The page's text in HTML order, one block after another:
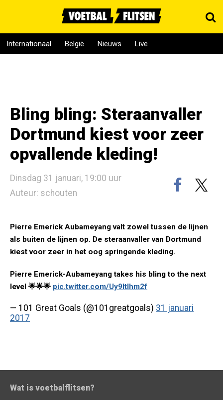
Internationaal België Nieuws Live
Bling bling: Steraanvaller
Dortmund kiest voor zeer
opvallende kleding!
Dinsdag 31 januari, 19:00 uur
Auteur: schouten
Pierre Emerick Aubameyang valt zowel tussen de lijnen
als buiten de lijnen op. De steraanvaller van Dortmund
kiest voor zeer in het oog springende kleding.
Pierre Emerick-Aubameyang takes his bling to the next
level 🌟🌟🌟 pic.twitter.com/Uy9Itlhm2f
— 101 Great Goals (@101greatgoals) 31 januari
2017
Wat is voetbalflitsen?